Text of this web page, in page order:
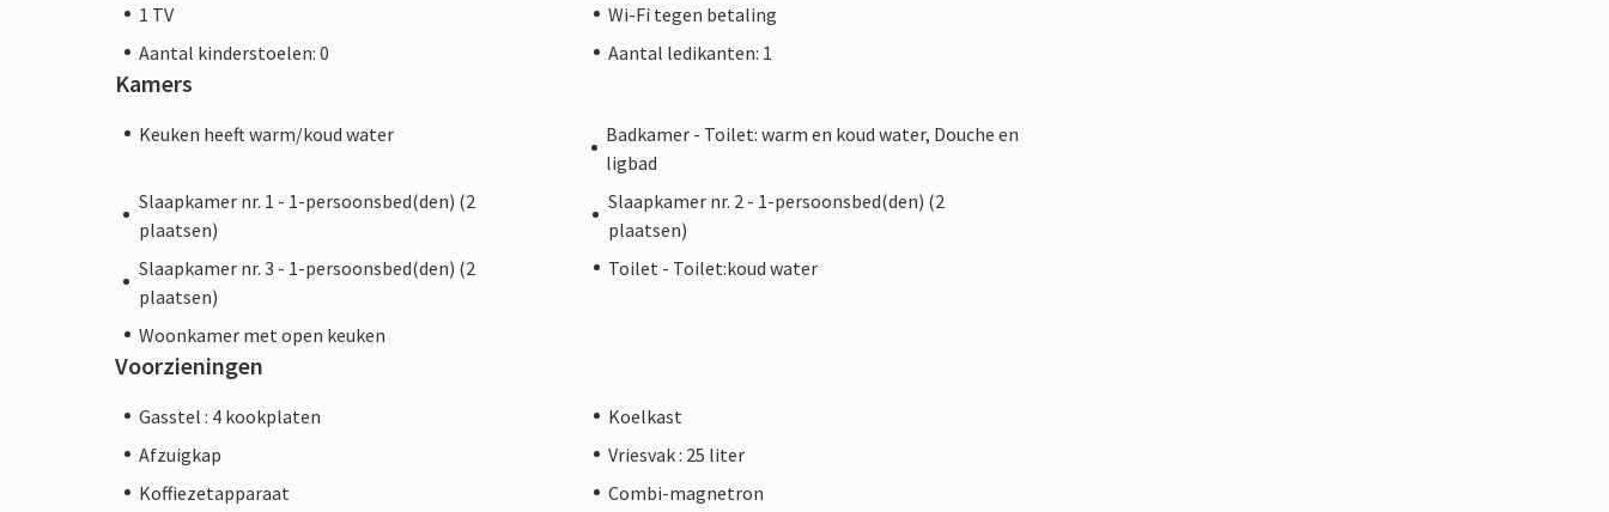
1 TV
Wi-Fi tegen betaling
Aantal kinderstoelen: 0
Aantal ledikanten: 1
Kamers
Keuken heeft warm/koud water
Badkamer - Toilet: warm en koud water, Douche en
ligbad
Slaapkamer nr. 1 - 1-persoonsbed(den) (2
plaatsen)
Slaapkamer nr. 2 - 1-persoonsbed(den) (2
plaatsen)
Slaapkamer nr. 3 - 1-persoonsbed(den) (2
plaatsen)
Toilet - Toilet:koud water
Woonkamer met open keuken
Voorzieningen
Gasstel : 4 kookplaten
Koelkast
Afzuigkap
Vriesvak : 25 liter
Koffiezetapparaat
Combi-magnetron